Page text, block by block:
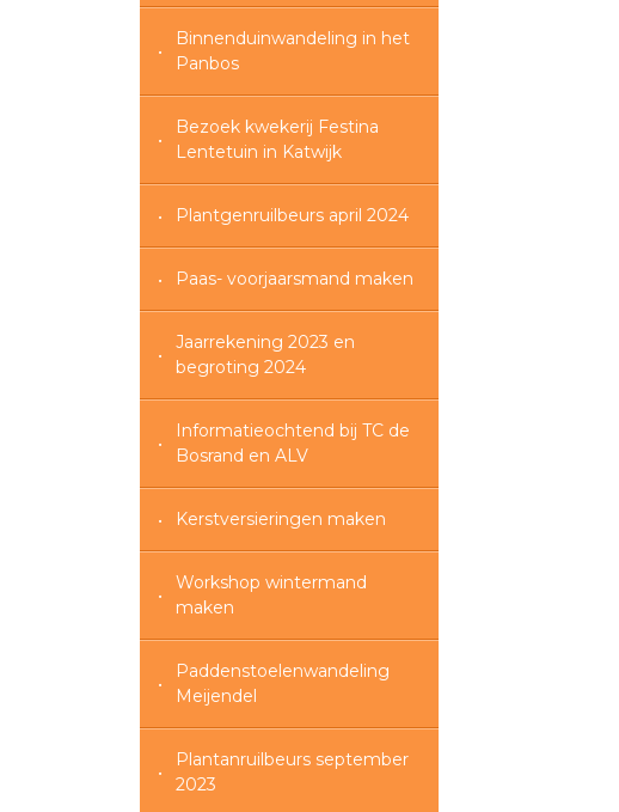
Binnenduinwandeling in het
Panbos
Bezoek kwekerij Festina
Lentetuin in Katwijk
Plantgenruilbeurs april 2024
Paas- voorjaarsmand maken
Jaarrekening 2023 en
begroting 2024
Informatieochtend bij TC de
Bosrand en ALV
Kerstversieringen maken
Workshop wintermand
maken
Paddenstoelenwandeling
Meijendel
Plantanruilbeurs september
2023